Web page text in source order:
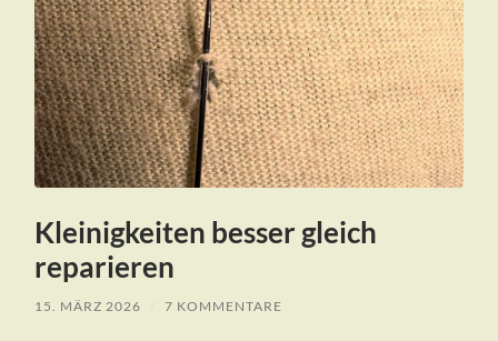
Kleinigkeiten besser gleich
reparieren
15. MÄRZ 2026 7 KOMMENTARE